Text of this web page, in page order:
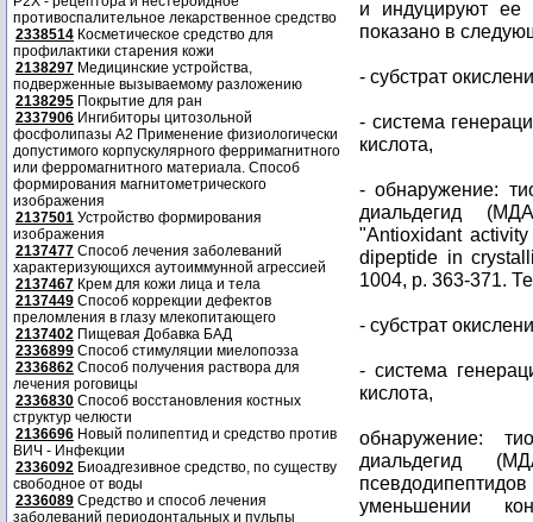
противоспалительное лекарственное средство
2338514 Косметическое средство для
профилактики старения кожи
2138297 Медицинские устройства,
подверженные вызываемому разложению
2138295 Покрытие для ран
2337906 Ингибиторы цитозольной
фосфолипазы А2 Применение физиологически
допустимого корпускулярного ферримагнитного
или ферромагнитного материала. Способ
формирования магнитометрического
изображения
2137501 Устройство формирования
изображения
2137477 Способ лечения заболеваний
характеризующихся аутоиммунной агрессией
2137467 Крем для кожи лица и тела
2137449 Способ коррекции дефектов
преломления в глазу млекопитающего
2137402 Пищевая Добавка БАД
2336899 Способ стимуляции миелопоэза
2336862 Способ получения раствора для
лечения роговицы
2336830 Способ восстановления костных
структур челюсти
2136696 Новый полипептид и средство против
ВИЧ - Инфекции
2336092 Биоадгезивное средство, по существу
свободное от воды
2336089 Средство и способ лечения
заболеваний периодонтальных и пульпы
и индуцируют ее
показано в
- субстрат
- система
кислота,
- обнаружение:
диальдегид
"Antioxidant
dipeptide in
1004, p. 363-371.
- субстрат
- система
кислота,
обнаружение:
диальдегид
уменьшении